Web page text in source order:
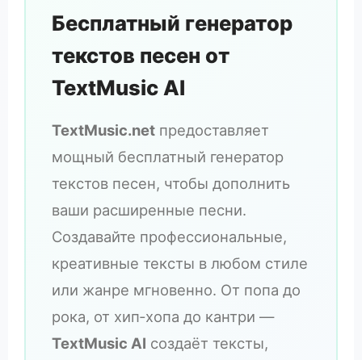
Бесплатный генератор
текстов песен от
TextMusic AI
TextMusic.net предоставляет
мощный бесплатный генератор
текстов песен, чтобы дополнить
ваши расширенные песни.
Создавайте профессиональные,
креативные тексты в любом стиле
или жанре мгновенно. От попа до
рока, от хип‑хопа до кантри —
TextMusic AI создаёт тексты,